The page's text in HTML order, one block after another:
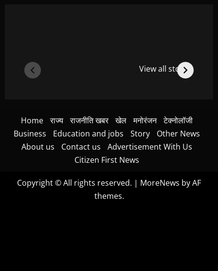
View all stories
Home राज्य राजनीति खबर खेल मनोरंजन
टेक्नोलॉजी
Business
Education and jobs Story
Other News
About us
Contact us
Advertisement With Us
Citizen First News
Copyright © All rights reserved. | MoreNews by AF
themes.